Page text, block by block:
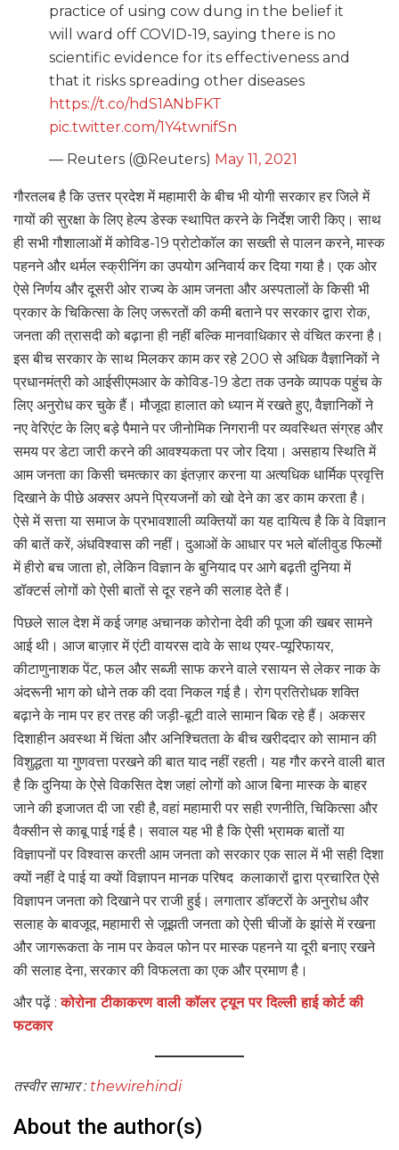
practice of using cow dung in the belief it
will ward off COVID-19, saying there is no
scientific evidence for its effectiveness and
that it risks spreading other diseases
https://t.co/hdS1ANbFKT
pic.twitter.com/1Y4twnifSn
— Reuters (@Reuters) May 11, 2021
गौरतलब है कि उत्तर प्रदेश में महामारी के बीच भी योगी सरकार हर जिले में
गायों की सुरक्षा के लिए हेल्प डेस्क स्थापित करने के निर्देश जारी किए। साथ
ही सभी गौशालाओं में कोविड-19 प्रोटोकॉल का सख्ती से पालन करने, मास्क
पहनने और थर्मल स्क्रीनिंग का उपयोग अनिवार्य कर दिया गया है। एक ओर
ऐसे निर्णय और दूसरी ओर राज्य के आम जनता और अस्पतालों के किसी भी
प्रकार के चिकित्सा के लिए जरूरतों की कमी बताने पर सरकार द्वारा रोक,
जनता की त्रासदी को बढ़ाना ही नहीं बल्कि मानवाधिकार से वंचित करना है।
इस बीच सरकार के साथ मिलकर काम कर रहे 200 से अधिक वैज्ञानिकों ने
प्रधानमंत्री को आईसीएमआर के कोविड-19 डेटा तक उनके व्यापक पहुंच के
लिए अनुरोध कर चुके हैं। मौजूदा हालात को ध्यान में रखते हुए, वैज्ञानिकों ने
नए वेरिएंट के लिए बड़े पैमाने पर जीनोमिक निगरानी पर व्यवस्थित संग्रह और
समय पर डेटा जारी करने की आवश्यकता पर जोर दिया। असहाय स्थिति में
आम जनता का किसी चमत्कार का इंतज़ार करना या अत्यधिक धार्मिक प्रवृत्ति
दिखाने के पीछे अक्सर अपने प्रियजनों को खो देने का डर काम करता है।
ऐसे में सत्ता या समाज के प्रभावशाली व्यक्तियों का यह दायित्व है कि वे विज्ञान
की बातें करें, अंधविश्वास की नहीं। दुआओं के आधार पर भले बॉलीवुड फिल्मों
में हीरो बच जाता हो, लेकिन विज्ञान के बुनियाद पर आगे बढ़ती दुनिया में
डॉक्टर्स लोगों को ऐसी बातों से दूर रहने की सलाह देते हैं।
पिछले साल देश में कई जगह अचानक कोरोना देवी की पूजा की खबर सामने
आई थी। आज बाज़ार में एंटी वायरस दावे के साथ एयर-प्यूरिफायर,
कीटाणुनाशक पेंट, फल और सब्जी साफ करने वाले रसायन से लेकर नाक के
अंदरूनी भाग को धोने तक की दवा निकल गई है। रोग प्रतिरोधक शक्ति
बढ़ाने के नाम पर हर तरह की जड़ी-बूटी वाले सामान बिक रहे हैं। अकसर
दिशाहीन अवस्था में चिंता और अनिश्चितता के बीच खरीददार को सामान की
विशुद्धता या गुणवत्ता परखने की बात याद नहीं रहती। यह गौर करने वाली बात
है कि दुनिया के ऐसे विकसित देश जहां लोगों को आज बिना मास्क के बाहर
जाने की इजाजत दी जा रही है, वहां महामारी पर सही रणनीति, चिकित्सा और
वैक्सीन से काबू पाई गई है। सवाल यह भी है कि ऐसी भ्रामक बातों या
विज्ञापनों पर विश्वास करती आम जनता को सरकार एक साल में भी सही दिशा
क्यों नहीं दे पाई या क्यों विज्ञापन मानक परिषद कलाकारों द्वारा प्रचारित ऐसे
विज्ञापन जनता को दिखाने पर राजी हुई। लगातार डॉक्टरों के अनुरोध और
सलाह के बावजूद, महामारी से जूझती जनता को ऐसी चीजों के झांसे में रखना
और जागरूकता के नाम पर केवल फोन पर मास्क पहनने या दूरी बनाए रखने
की सलाह देना, सरकार की विफलता का एक और प्रमाण है।
और पढ़ें :कोरोना टीकाकरण वाली कॉलर ट्यून पर दिल्ली हाई कोर्ट की
फटकार
तस्वीर साभार : thewirehindi
About the author(s)